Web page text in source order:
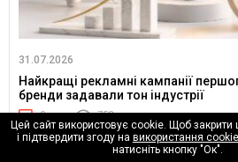
31.07.2026
Найкращі рекламні кампанії
бренди задавали тон індустрії
0 753
Цей сайт використовує cookie. Щоб закрити
і підтвердити згоду на використання cookie
натисніть кнопку "Ок".